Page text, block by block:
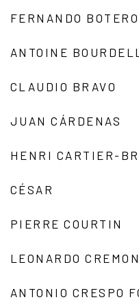
FERNANDO BOTERO
ANTOINE
CLAUDIO BRAVO
JUAN CÁRDENAS
HENRI CARTIER-
CÉSAR
PIERRE COURTIN
LEONARDO
ANTONIO CRESPO